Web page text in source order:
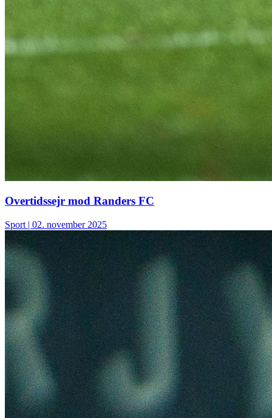
Overtidssejr mod Randers FC
Sport | 02. november 2025